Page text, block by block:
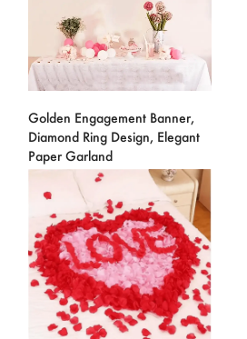
Golden Engagement Banner,
Diamond Ring Design, Elegant
Paper Garland